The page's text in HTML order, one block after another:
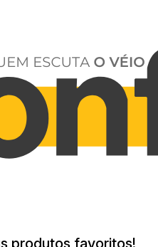
produtos favoritos!